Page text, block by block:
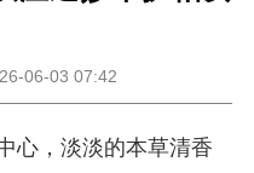
06-03 07:42
心，淡淡的本草清香